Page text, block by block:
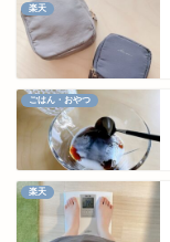
楽天
ごはん・おやつ
楽天